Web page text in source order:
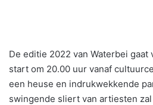
De editie 2022 van Waterbei gaat
start om 20.00 uur vanaf
een heuse en indrukwekkende
swingende sliert van artiesten